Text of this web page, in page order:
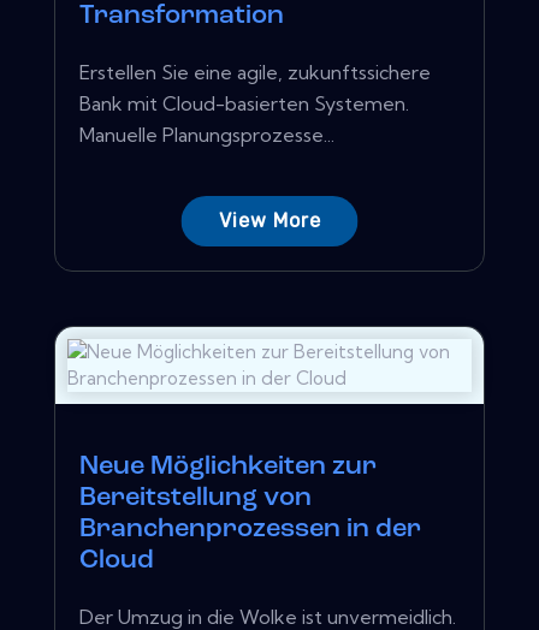
Transformation
Erstellen Sie eine agile, zukunftssichere
Bank mit Cloud-basierten Systemen.
Manuelle Planungsprozesse...
View More
Neue Möglichkeiten zur
Bereitstellung von
Branchenprozessen in der
Cloud
Der Umzug in die Wolke ist unvermeidlich.